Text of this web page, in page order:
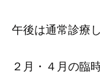
午後は通常診療
２月・４月の臨